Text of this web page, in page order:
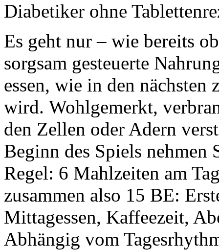
Diabetiker ohne
Es geht nur – wie bereits
sorgsam gesteuerte
essen, wie in den nächsten
wird. Wohlgemerkt,
den Zellen oder Adern
Beginn des Spiels nehmen
Regel: 6 Mahlzeiten am
zusammen also 15 BE:
Mittagessen, Kaffeezeit,
Abhängig vom